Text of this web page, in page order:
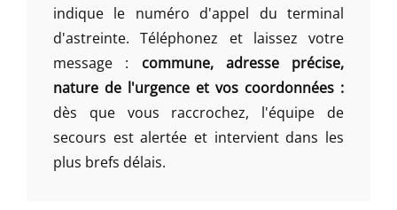
indique le numéro d'appel du terminal
d'astreinte. Téléphonez et laissez votre
message : commune, adresse précise,
nature de l'urgence et vos coordonnées :
dès que vous raccrochez, l'équipe de
secours est alertée et intervient dans les
plus brefs délais.